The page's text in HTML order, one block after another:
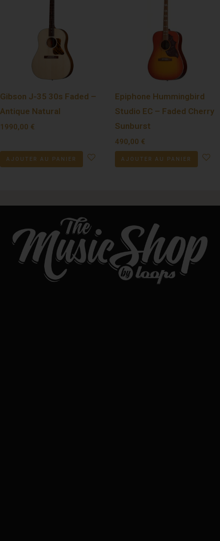
Gibson J-35 30s Faded –
Antique Natural
1990,00 €
AJOUTER AU PANIER
Epiphone Hummingbird
Studio EC – Faded Cherry
Sunburst
490,00 €
AJOUTER AU PANIER